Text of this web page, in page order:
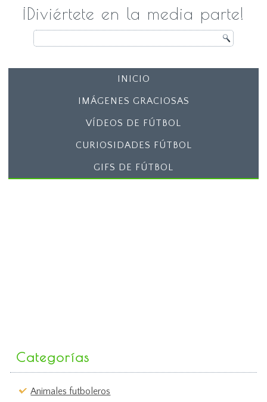
¡Diviértete en la media parte!
INICIO
IMÁGENES GRACIOSAS
VÍDEOS DE FÚTBOL
CURIOSIDADES FÚTBOL
GIFS DE FÚTBOL
Categorías
Animales futboleros